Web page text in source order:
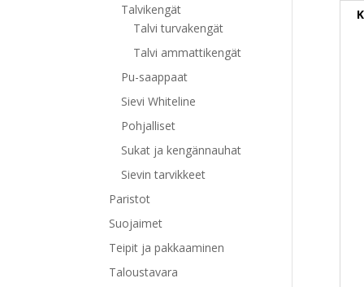
Talvikengät
Talvi turvakengät
Talvi ammattikengät
Pu-saappaat
Sievi Whiteline
Pohjalliset
Sukat ja kengännauhat
Sievin tarvikkeet
Paristot
Suojaimet
Teipit ja pakkaaminen
Taloustavara